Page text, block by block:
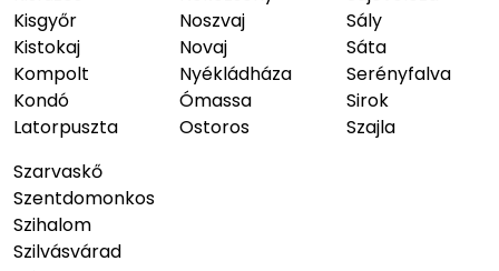
Kisgyőr
Kistokaj
Kompolt
Kondó
Latorpuszta
Noszvaj
Novaj
Nyékládháza
Ómassa
Ostoros
Sály
Sáta
Serényfalva
Sirok
Szajla
Szarvaskő
Szentdomonkos
Szihalom
Szilvásvárad